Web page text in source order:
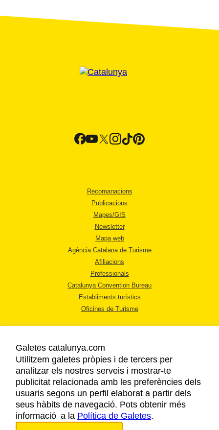
Recomanacions
Publicacions
Mapes/GIS
Newsletter
Mapa web
Agència Catalana de Turisme
Afiliacions
Professionals
Catalunya Convention Bureau
Establiments turístics
Oficines de Turisme
AVÍS LEGAL
POLÍTICA DE PRIVACITAT
COOKIES
ACCESSIBILITAT
Galetes catalunya.com
Utilitzem galetes pròpies i de tercers per
analitzar els nostres serveis i mostrar-te
publicitat relacionada amb les preferències dels
usuaris segons un perfil elaborat a partir dels
seus hàbits de navegació. Pots obtenir més
informació a la Política de Galetes.